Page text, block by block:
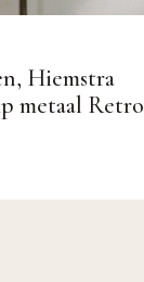
Hiemstra
metaal Retro